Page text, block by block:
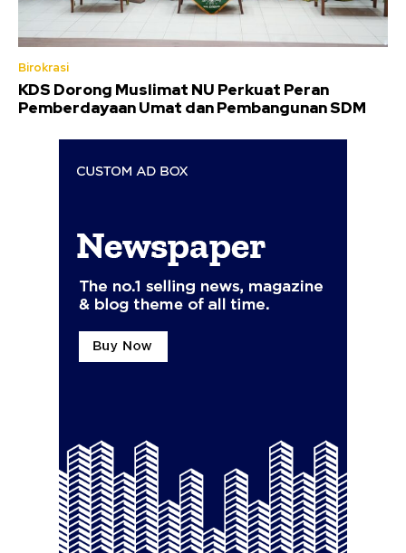
Birokrasi
KDS Dorong Muslimat NU Perkuat Peran
Pemberdayaan Umat dan Pembangunan SDM